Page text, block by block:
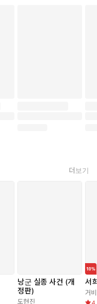
더보기
낭군 실종 사건 (개
정판)
도현진
서
거